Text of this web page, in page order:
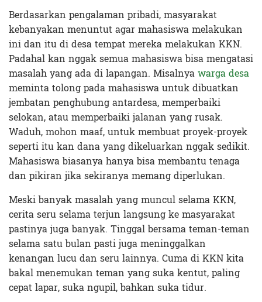
Berdasarkan pengalaman pribadi, masyarakat
kebanyakan menuntut agar mahasiswa melakukan
ini dan itu di desa tempat mereka melakukan KKN.
Padahal kan nggak semua mahasiswa bisa mengatasi
masalah yang ada di lapangan. Misalnyawarga desa
meminta tolong pada mahasiswa untuk dibuatkan
jembatan penghubung antardesa, memperbaiki
selokan, atau memperbaiki jalanan yang rusak.
Waduh, mohon maaf, untuk membuat proyek-proyek
seperti itu kan dana yang dikeluarkan nggak sedikit.
Mahasiswa biasanya hanya bisa membantu tenaga
dan pikiran jika sekiranya memang diperlukan.
Meski banyak masalah yang muncul selama KKN,
cerita seru selama terjun langsung ke masyarakat
pastinya juga banyak. Tinggal bersama teman-teman
selama satu bulan pasti juga meninggalkan
kenangan lucu dan seru lainnya. Cuma di KKN kita
bakal menemukan teman yang suka kentut, paling
cepat lapar, suka ngupil, bahkan suka tidur.